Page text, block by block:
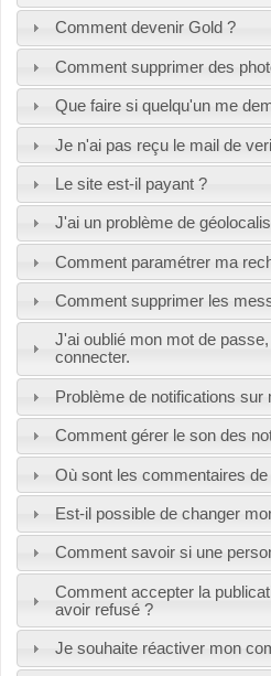
Comment devenir Gold ?
Comment supprimer des
Que faire si quelqu'un me
Je n'ai pas reçu le mail de
Le site est-il payant ?
J'ai un problème de
Comment paramétrer ma
Comment supprimer les
J'ai oublié mon mot de
connecter.
Problème de notifications sur
Comment gérer le son des
Où sont les commentaires
Est-il possible de changer
Comment savoir si une
Comment accepter la
avoir refusé ?
Je souhaite réactiver mon